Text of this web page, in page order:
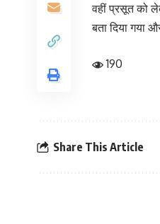
वहीं प्रसूत को
बता दिया गया
190
Share This Article